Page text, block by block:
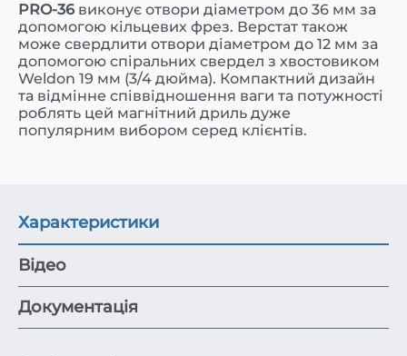
PRO-36 виконує отвори діаметром до 36 мм за
допомогою кільцевих фрез. Верстат також
може свердлити отвори діаметром до 12 мм за
допомогою спіральних свердел з хвостовиком
Weldon 19 мм (3/4 дюйма). Компактний дизайн
та відмінне співвідношення ваги та потужності
роблять цей магнітний дриль дуже
популярним вибором серед клієнтів.
Характеристики
Відео
Документація